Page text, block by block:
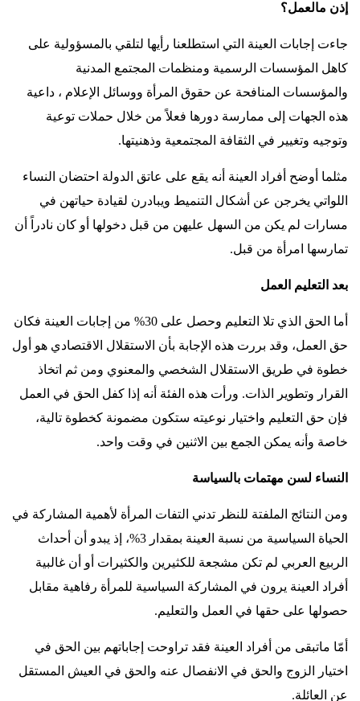
إذن مالعمل؟
جاءت إجابات العينة التي استطلعنا رأيها لتلقي بالمسؤولية على
كاهل المؤسسات الرسمية ومنظمات المجتمع المدنية
والمؤسسات المنافحة عن حقوق المرأة ووسائل الإعلام ، داعية
هذه الجهات إلى ممارسة دورها فعلاً من خلال حملات توعية
وتوجيه وتغيير في الثقافة المجتمعية وذهنيتها.
مثلما أوضح أفراد العينة أنه يقع على عاتق الدولة احتضان النساء
اللواتي يخرجن عن أشكال التنميط ويبادرن لقيادة حياتهن في
مسارات لم يكن من السهل عليهن من قبل دخولها أو كان نادراً أن
تمارسها امرأة من قبل.
بعد التعليم العمل
أما الحق الذي تلا التعليم وحصل على 30% من إجابات العينة فكان
حق العمل، وقد بررت هذه الإجابة بأن الاستقلال الاقتصادي هو أول
خطوة في طريق الاستقلال الشخصي والمعنوي ومن ثم اتخاذ
القرار وتطوير الذات. ورأت هذه الفئة أنه إذا كفل الحق في العمل
فإن حق التعليم واختيار نوعيته ستكون مضمونة كخطوة تالية،
خاصة وأنه يمكن الجمع بين الاثنين في وقت واحد.
النساء لسن مهتمات بالسياسة
ومن النتائج الملفتة للنظر تدني التفات المرأة لأهمية المشاركة في
الحياة السياسية من نسبة العينة بمقدار 3%، إذ يبدو أن أحداث
الربيع العربي لم تكن مشجعة للكثيرين والكثيرات أو أن غالبية
أفراد العينة يرون في المشاركة السياسية للمرأة رفاهية مقابل
حصولها على حقها في العمل والتعليم.
أمّا ماتبقى من أفراد العينة فقد تراوحت إجاباتهم بين الحق في
اختيار الزوج والحق في الانفصال عنه والحق في العيش المستقل
عن العائلة.